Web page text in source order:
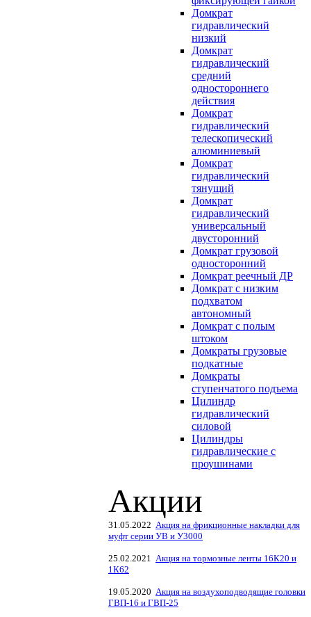
Домкрат
гидравлический
низкий
Домкрат
гидравлический
средний
одностороннего
действия
Домкрат
гидравлический
телескопический
алюминиевый
Домкрат
гидравлический
тянущий
Домкрат
гидравлический
универсальный
двусторонний
Домкрат грузовой
односторонний
Домкрат реечный ДР
Домкрат с низким
подхватом
автономный
Домкрат с полым
штоком
Домкраты грузовые
подкатные
Домкраты
ступенчатого подъема
Цилиндр
гидравлический
силовой
Цилиндры
гидравлические с
проушинами
Акции
31.05.2022 Акция на фрикционные накладки для
муфт серии УВ и У3000
25.02.2021 Акция на тормозные ленты 16К20 и
1К62
19.05.2020 Акция на воздухоподводящие головки
ГВП-16 и ГВП-25